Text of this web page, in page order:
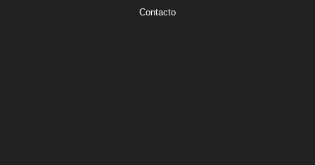
Contacto